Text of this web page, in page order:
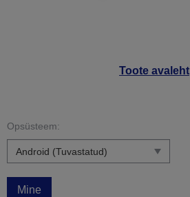
Toote avaleht
Opsüsteem:
Mine